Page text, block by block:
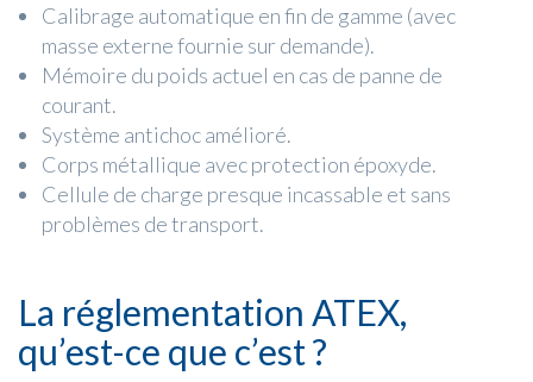
Calibrage automatique en fin de gamme (avec
masse externe fournie sur demande).
Mémoire du poids actuel en cas de panne de
courant.
Système antichoc amélioré.
Corps métallique avec protection époxyde.
Cellule de charge presque incassable et sans
problèmes de transport.
La réglementation ATEX,
qu’est-ce que c’est ?